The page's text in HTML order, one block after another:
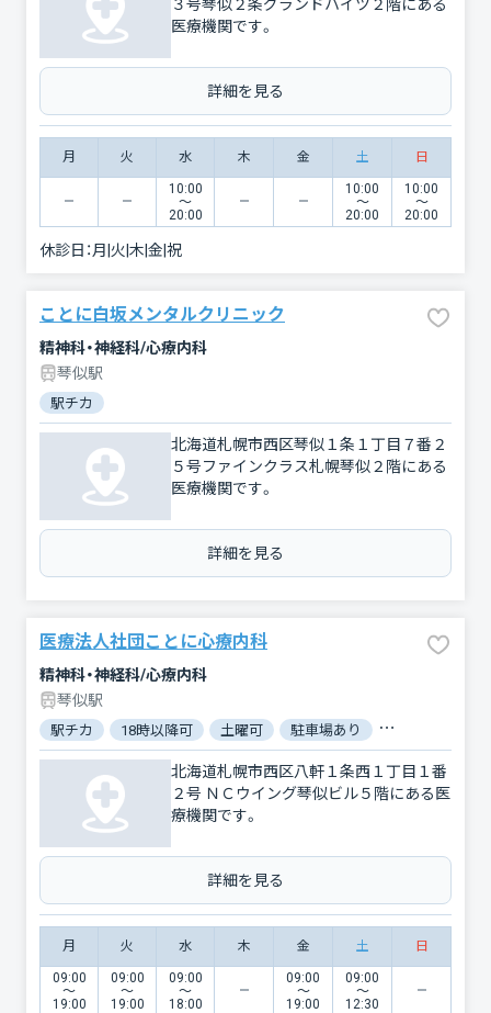
３号琴似２条グランドハイツ２階にある
医療機関です。
詳細を見る
月 火 水 木 金 土 日
10:00
〜
20:00
10:00
〜
20:00
10:00
〜
20:00
休診日：月|火|木|金|祝
ことに白坂メンタルクリニック
精神科・神経科/心療内科
琴似駅
駅チカ
北海道札幌市西区琴似１条１丁目７番２
５号ファインクラス札幌琴似２階にある
医療機関です。
詳細を見る
医療法人社団ことに心療内科
精神科・神経科/心療内科
琴似駅
駅チカ 18時以降可 土曜可 駐車場あり バリアフリー
北海道札幌市西区八軒１条西１丁目１番
２号 ＮＣウイング琴似ビル５階にある医
療機関です。
詳細を見る
月 火 水 木 金 土 日
09:00
〜
19:00
09:00
〜
19:00
09:00
〜
18:00
09:00
〜
19:00
09:00
〜
12:30